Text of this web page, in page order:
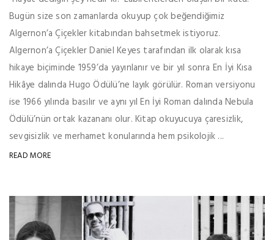
Bugün size son zamanlarda okuyup çok beğendiğimiz
Algernon’a Çiçekler kitabından bahsetmek istiyoruz.
Algernon’a Çiçekler Daniel Keyes tarafından ilk olarak kısa
hikaye biçiminde 1959’da yayınlanır ve bir yıl sonra En İyi Kısa
Hikâye dalında Hugo Ödülü’ne layık görülür. Roman versiyonu
ise 1966 yılında basılır ve aynı yıl En İyi Roman dalında Nebula
Ödülü’nün ortak kazananı olur. Kitap okuyucuya çaresizlik,
sevgisizlik ve merhamet konularında hem psikolojik ...
READ MORE